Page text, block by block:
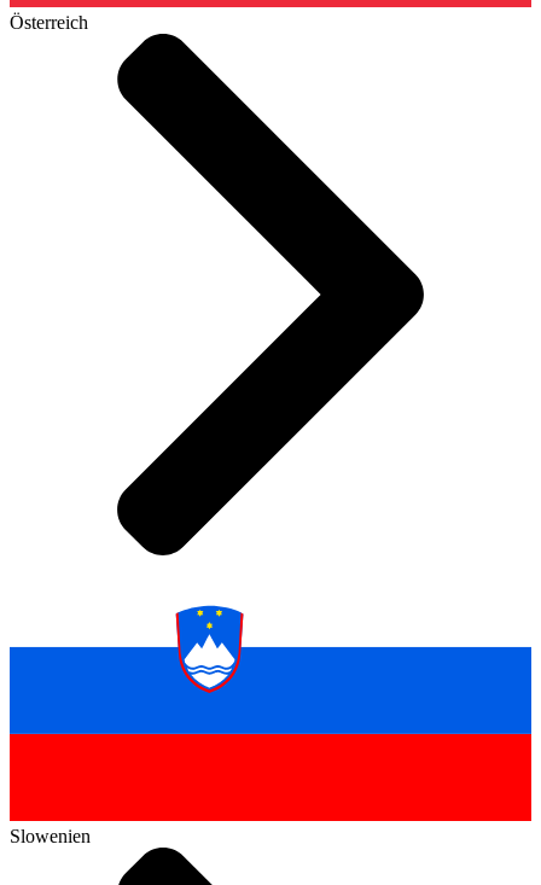
Österreich
Slowenien